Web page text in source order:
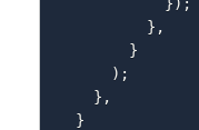
} ,
}
) ;
} ,
}